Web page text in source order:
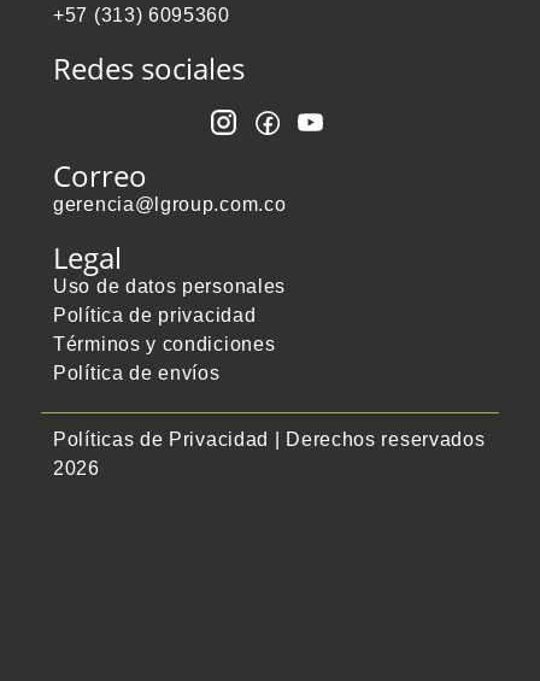
+57 (313) 6095360
Redes sociales
Correo
gerencia@lgroup.com.co
Legal
Uso de datos personales
Política de privacidad
Términos y condiciones
Política de envíos
Políticas de Privacidad | Derechos reservados
2026